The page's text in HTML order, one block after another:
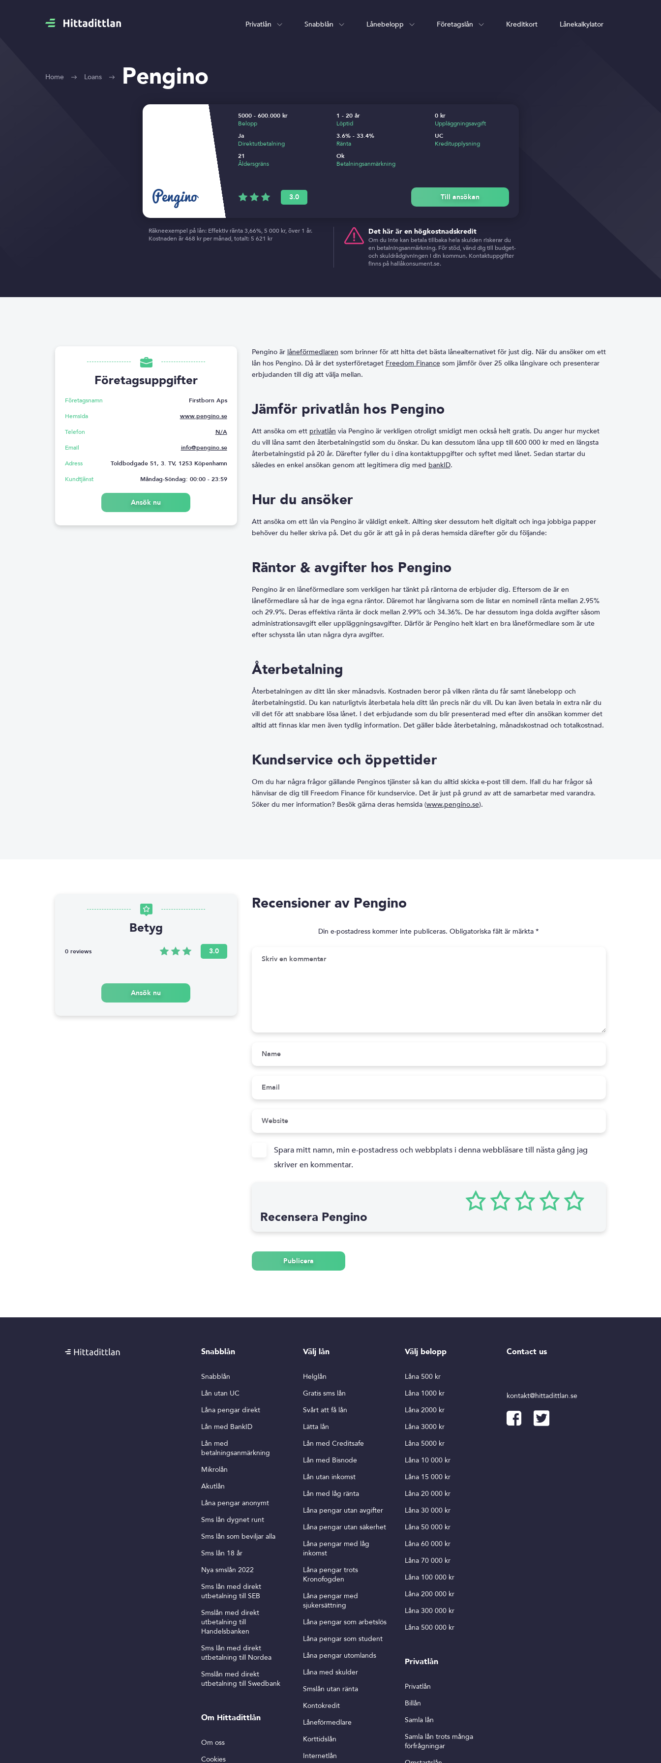
Privatlån Snabblån Lånebelopp Företagslån Kreditkort Lånekalkylator
Home Loans Pengino
5000 - 600.000 kr
Belopp
Ja
Direktutbetalning
21
Åldersgräns
1 - 20 år
Löptid
3.6% - 33.4%
Ränta
Ok
Betalningsanmärkning
0 kr
Uppläggningsavgift
UC
Kreditupplysning
3.0 Till ansökan
Räkneexempel på lån: Effektiv ränta 3,66%, 5 000 kr, över 1 år.
Kostnaden är 468 kr per månad, totalt: 5 621 kr
Det här är en högkostnadskredit
Om du inte kan betala tillbaka hela skulden riskerar du
en betalningsanmärkning. För stöd, vänd dig till budget-
och skuldrådgivningen i din kommun. Kontaktuppgifter
finns på hallåkonsument.se.
Företagsuppgifter
Företagsnamn
Firstborn Aps
Hemsida
www.pengino.se
Telefon
N/A
Email
info@pengino.se
Adress
Toldbodgade 51, 3. TV, 1253 Köpenhamn
Kundtjänst
Måndag-Söndag: 00:00 - 23:59
Ansök nu
Pengino är låneförmedlaren som brinner för att hitta det bästa lånealternativet för just dig. När du ansöker om ett
lån hos Pengino. Då är det systerföretaget Freedom Financesom jämför över 25 olika långivare och presenterar
erbjudanden till dig att välja mellan.
Jämför privatlån hos Pengino
Att ansöka om ett privatlån via Pengino är verkligen otroligt smidigt men också helt gratis. Du anger hur mycket
du vill låna samt den återbetalningstid som du önskar. Du kan dessutom låna upp till 600 000 kr med en längsta
återbetalningstid på 20 år. Därefter fyller du i dina kontaktuppgifter och syftet med lånet. Sedan startar du
således en enkel ansökan genom att legitimera dig med bankID.
Hur du ansöker
Att ansöka om ett lån via Pengino är väldigt enkelt. Allting sker dessutom helt digitalt och inga jobbiga papper
behöver du heller skriva på. Det du gör är att gå in på deras hemsida därefter gör du följande:
Räntor & avgifter hos Pengino
Pengino är en låneförmedlare som verkligen har tänkt på räntorna de erbjuder dig. Eftersom de är en
låneförmedlare så har de inga egna räntor. Däremot har långivarna som de listar en nominell ränta mellan 2.95%
och 29.9%. Deras effektiva ränta är dock mellan 2.99% och 34.36%. De har dessutom inga dolda avgifter såsom
administrationsavgift eller uppläggningsavgifter. Därför är Pengino helt klart en bra låneförmedlare som är ute
efter schyssta lån utan några dyra avgifter.
Återbetalning
Återbetalningen av ditt lån sker månadsvis. Kostnaden beror på vilken ränta du får samt lånebelopp och
återbetalningstid. Du kan naturligtvis återbetala hela ditt lån precis när du vill. Du kan även betala in extra när du
vill det för att snabbare lösa lånet. I det erbjudande som du blir presenterad med efter din ansökan kommer det
alltid att finnas klar men även tydlig information. Det gäller både återbetalning, månadskostnad och totalkostnad.
Kundservice och öppettider
Om du har några frågor gällande Penginos tjänster så kan du alltid skicka e-post till dem. Ifall du har frågor så
hänvisar de dig till Freedom Finance för kundservice. Det är just på grund av att de samarbetar med varandra.
Söker du mer information? Besök gärna deras hemsida (www.pengino.se).
Betyg
0 reviews 3.0
Ansök nu
Recensioner av Pengino
Din e-postadress kommer inte publiceras. Obligatoriska fält är märkta*
Spara mitt namn, min e-postadress och webbplats i denna webbläsare till nästa gång jag
skriver en kommentar.
Recensera Pengino
Publicera
Snabblån
Snabblån
Lån utan UC
Låna pengar direkt
Lån med BankID
Lån med
betalningsanmärkning
Mikrolån
Akutlån
Låna pengar anonymt
Sms lån dygnet runt
Sms lån som beviljar alla
Sms lån 18 år
Nya smslån 2022
Sms lån med direkt
utbetalning till SEB
Smslån med direkt
utbetalning till
Handelsbanken
Sms lån med direkt
utbetalning till Nordea
Smslån med direkt
utbetalning till Swedbank
Om Hittadittlån
Om oss
Cookies
Välj lån
Helglån
Gratis sms lån
Svårt att få lån
Lätta lån
Lån med Creditsafe
Lån med Bisnode
Lån utan inkomst
Lån med låg ränta
Låna pengar utan avgifter
Låna pengar utan säkerhet
Låna pengar med låg
inkomst
Låna pengar trots
Kronofogden
Låna pengar med
sjukersättning
Låna pengar som arbetslös
Låna pengar som student
Låna pengar utomlands
Låna med skulder
Smslån utan ränta
Kontokredit
Låneförmedlare
Korttidslån
Internetlån
Välj belopp
Låna 500 kr
Låna 1000 kr
Låna 2000 kr
Låna 3000 kr
Låna 5000 kr
Låna 10 000 kr
Låna 15 000 kr
Låna 20 000 kr
Låna 30 000 kr
Låna 50 000 kr
Låna 60 000 kr
Låna 70 000 kr
Låna 100 000 kr
Låna 200 000 kr
Låna 300 000 kr
Låna 500 000 kr
Privatlån
Privatlån
Billån
Samla lån
Samla lån trots många
förfrågningar
Contact us
kontakt@hittadittlan.se